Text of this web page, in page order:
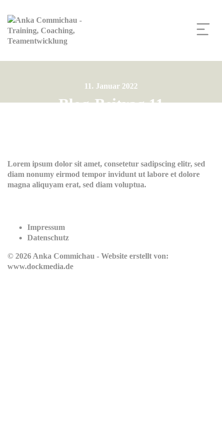
11. Januar 2022
Blog-Beitrag 11
Lorem ipsum dolor sit amet, consetetur sadipscing elitr, sed
diam nonumy eirmod tempor invidunt ut labore et dolore
magna aliquyam erat, sed diam voluptua.
Impressum
Datenschutz
© 2026 Anka Commichau - Website erstellt von:
www.dockmedia.de